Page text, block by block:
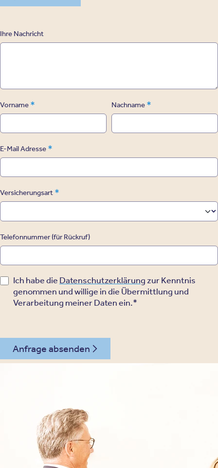
Ihre Nachricht
Vorname * Nachname *
E-Mail Adresse *
Versicherungsart *
Telefonnummer (für Rückruf)
Ich habe die Datenschutzerklärung zur Kenntnis
genommen und willige in die Übermittlung und
Verarbeitung meiner Daten ein.*
Anfrage absenden
Informationen
Für Patienten
Für Zuweiser
Kliniken für Kinder & Jugendlichen